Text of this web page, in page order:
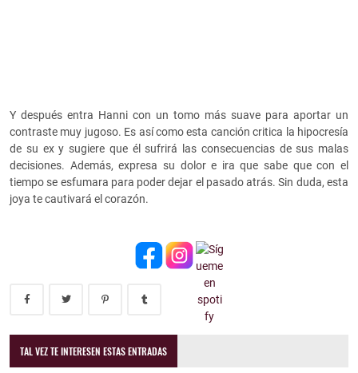
Y después entra Hanni con un tomo más suave para aportar un
contraste muy jugoso. Es así como esta canción critica la hipocresía
de su ex y sugiere que él sufrirá las consecuencias de sus malas
decisiones. Además, expresa su dolor e ira que sabe que con el
tiempo se esfumara para poder dejar el pasado atrás. Sin duda, esta
joya te cautivará el corazón.
TAL VEZ TE INTERESEN ESTAS ENTRADAS